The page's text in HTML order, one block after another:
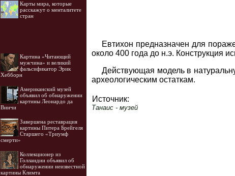
Карты мира, которые
расскажут о менталитете
стран
Картина «Читающий
мужчина» и великий
фальсификатор Эрик
Хебборн
Американский музей
объявил об обнаружении
картины Леонардо да
Винчи
Завершена реставрация
картины Питера Брейгеля
Старшего «Триумф
смерти»
Коллекционер из
Голландии объявил об
обнаружении неизвестной
картины Климта
Евтихон предназначен для
около 400 года до н.э. Конструкция
Действующая модель в
археологическим остаткам.
Источник:
Танаис - музей